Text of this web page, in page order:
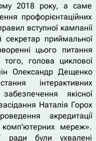
2018 року, а саме
профорієнтаційних
вступної кампанії
секретар приймальної
цього питання
голова циклової
Олександр Дещенко
інтерактивних
якісної
Наталія Горох
акредитації
комп’ютерних мереж».
ради були ухвалені